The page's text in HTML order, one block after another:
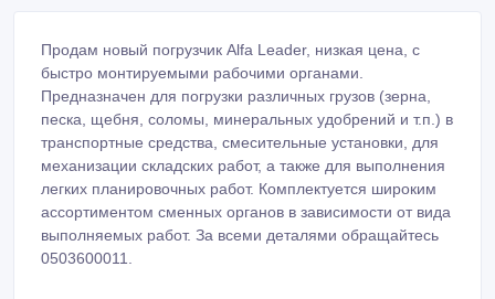
Продам новый погрузчик Alfa Leader, низкая цена, с
быстро монтируемыми рабочими органами.
Предназначен для погрузки различных грузов (зерна,
песка, щебня, соломы, минеральных удобрений и т.п.) в
транспортные средства, смесительные установки, для
механизации складских работ, а также для выполнения
легких планировочных работ. Комплектуется широким
ассортиментом сменных органов в зависимости от вида
выполняемых работ. За всеми деталями обращайтесь
0503600011.